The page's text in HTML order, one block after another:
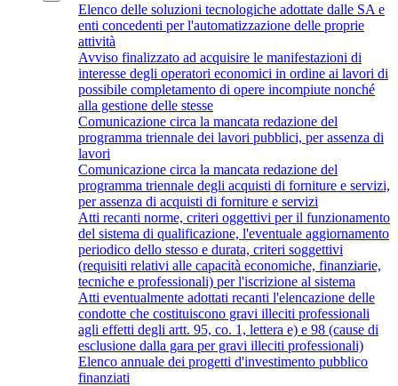
Elenco delle soluzioni tecnologiche adottate dalle SA e
enti concedenti per l'automatizzazione delle proprie
attività
Avviso finalizzato ad acquisire le manifestazioni di
interesse degli operatori economici in ordine ai lavori di
possibile completamento di opere incompiute nonché
alla gestione delle stesse
Comunicazione circa la mancata redazione del
programma triennale dei lavori pubblici, per assenza di
lavori
Comunicazione circa la mancata redazione del
programma triennale degli acquisti di forniture e servizi,
per assenza di acquisti di forniture e servizi
Atti recanti norme, criteri oggettivi per il funzionamento
del sistema di qualificazione, l'eventuale aggiornamento
periodico dello stesso e durata, criteri soggettivi
(requisiti relativi alle capacità economiche, finanziarie,
tecniche e professionali) per l'iscrizione al sistema
Atti eventualmente adottati recanti l'elencazione delle
condotte che costituiscono gravi illeciti professionali
agli effetti degli artt. 95, co. 1, lettera e) e 98 (cause di
esclusione dalla gara per gravi illeciti professionali)
Elenco annuale dei progetti d'investimento pubblico
finanziati